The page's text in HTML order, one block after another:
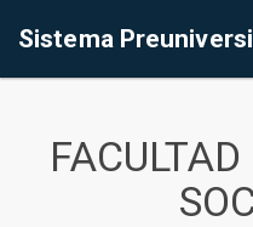
Sistema